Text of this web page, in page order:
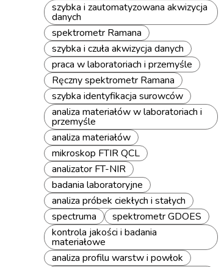
szybka i zautomatyzowana akwizycja
danych
spektrometr Ramana
szybka i czuła akwizycja danych
praca w laboratoriach i przemyśle
Ręczny spektrometr Ramana
szybka identyfikacja surowców
analiza materiałów w laboratoriach i
przemyśle
analiza materiałów
mikroskop FTIR QCL
analizator FT-NIR
badania laboratoryjne
analiza próbek ciekłych i stałych
spectruma
spektrometr GDOES
kontrola jakości i badania
materiałowe
analiza profilu warstw i powłok